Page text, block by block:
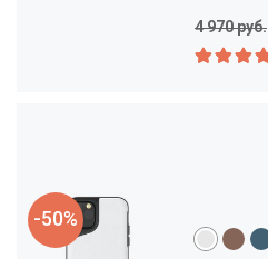
4 970 руб.
-50%